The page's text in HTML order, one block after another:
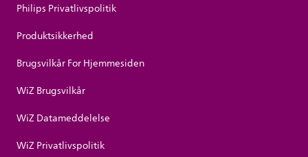
Philips Privatlivspolitik
Produktsikkerhed
Brugsvilkår For Hjemmesiden
WiZ Brugsvilkår
WiZ Datameddelelse
WiZ Privatlivspolitik